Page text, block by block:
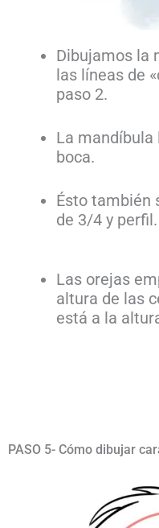
Dibujamos la
las líneas de
paso 2.
La mandíbula
boca.
Ésto también
de 3/4 y perfil.
Las orejas
altura de las
está a la
PASO 5- Cómo dibujar